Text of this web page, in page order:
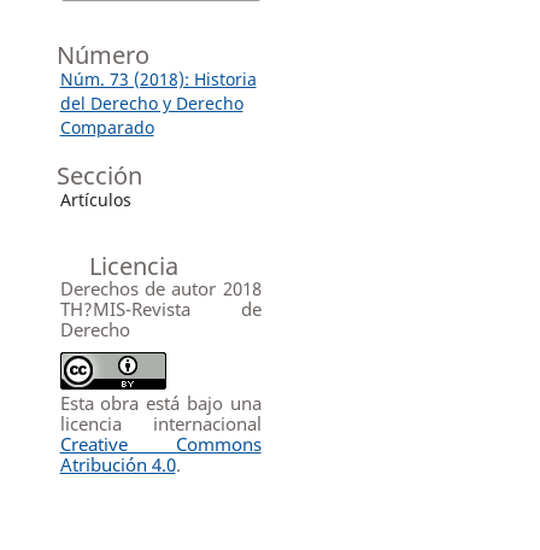
Número
Núm. 73 (2018): Historia
del Derecho y Derecho
Comparado
Sección
Artículos
Licencia
Derechos de autor 2018
TH?MIS-Revista de
Derecho
Esta obra está bajo una
licencia internacional
Creative Commons
Atribución 4.0.